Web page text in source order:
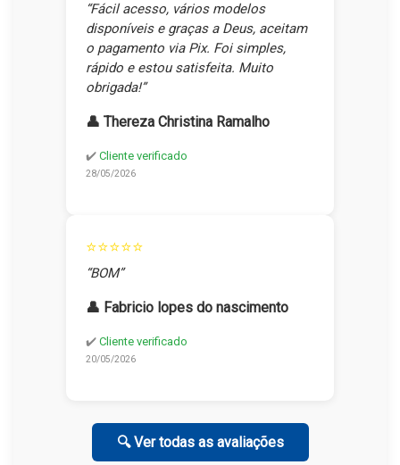
“Fácil acesso, vários modelos
disponíveis e graças a Deus, aceitam
o pagamento via Pix. Foi simples,
rápido e estou satisfeita. Muito
obrigada!”
👤 Thereza Christina Ramalho
✔️ Cliente verificado
28/05/2026
⭐⭐⭐⭐⭐
“BOM”
👤 Fabricio lopes do nascimento
✔️ Cliente verificado
20/05/2026
🔍 Ver todas as avaliações